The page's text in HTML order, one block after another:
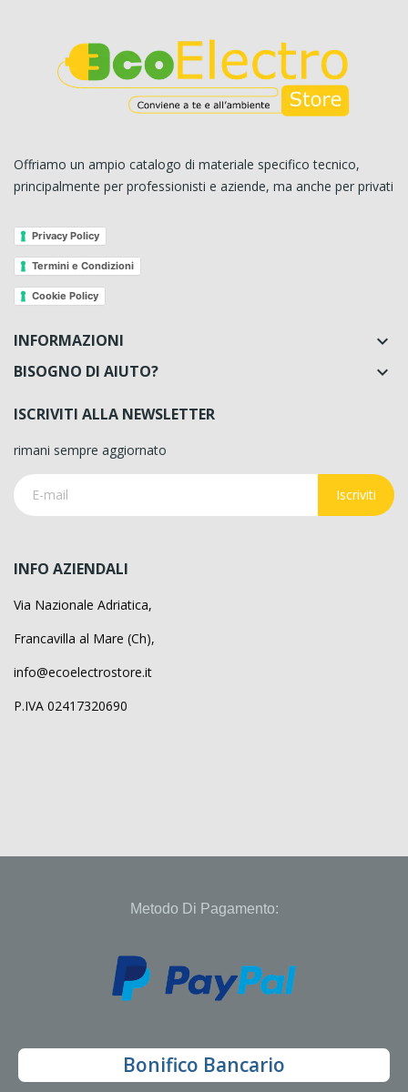
Offriamo un ampio catalogo di materiale specifico tecnico,
principalmente per professionisti e aziende, ma anche per privati
Privacy Policy
Termini e Condizioni
Cookie Policy
INFORMAZIONI 
BISOGNO DI AIUTO? 
ISCRIVITI ALLA NEWSLETTER
rimani sempre aggiornato
Iscriviti
INFO AZIENDALI
Via Nazionale Adriatica,
Francavilla al Mare (Ch),
info@ecoelectrostore.it
P.IVA 02417320690
Metodo Di Pagamento:
Bonifico Bancario